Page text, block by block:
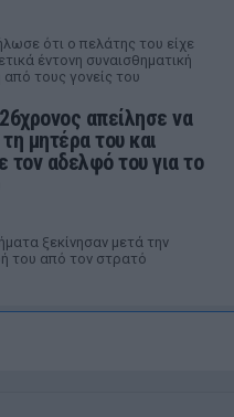
ότι ο πελάτης του είχε
έντονη συναισθηματική
τους γονείς του
απείλησε να
μητέρα του και
τον αδελφό του για το
ξεκίνησαν μετά την
του από τον στρατό